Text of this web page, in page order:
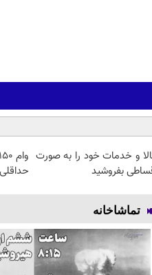
و خدمات خود را به صورت
بفروشید
تماشاخانه